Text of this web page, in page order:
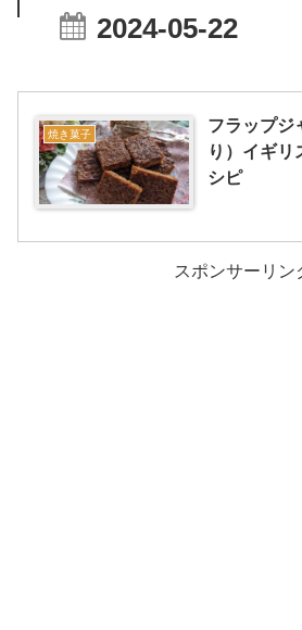
2024-05-22
焼き菓子
フラップジ
り）イギリ
シピ
スポンサーリン